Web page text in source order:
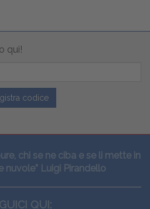
qui!
codice
chi se ne ciba e se li mette in
nuvole” Luigi Pirandello
QUI: